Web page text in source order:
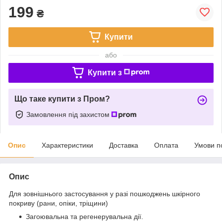
199 ₴
Купити
або
Купити з
Що таке купити з Пром?
Замовлення під захистом
Опис Характеристики Доставка Оплата Умови
Опис
Для зовнішнього застосування у разі пошкоджень шкірного
покриву (рани, опіки, тріщини)
Загоювальна та регенерувальна дії.